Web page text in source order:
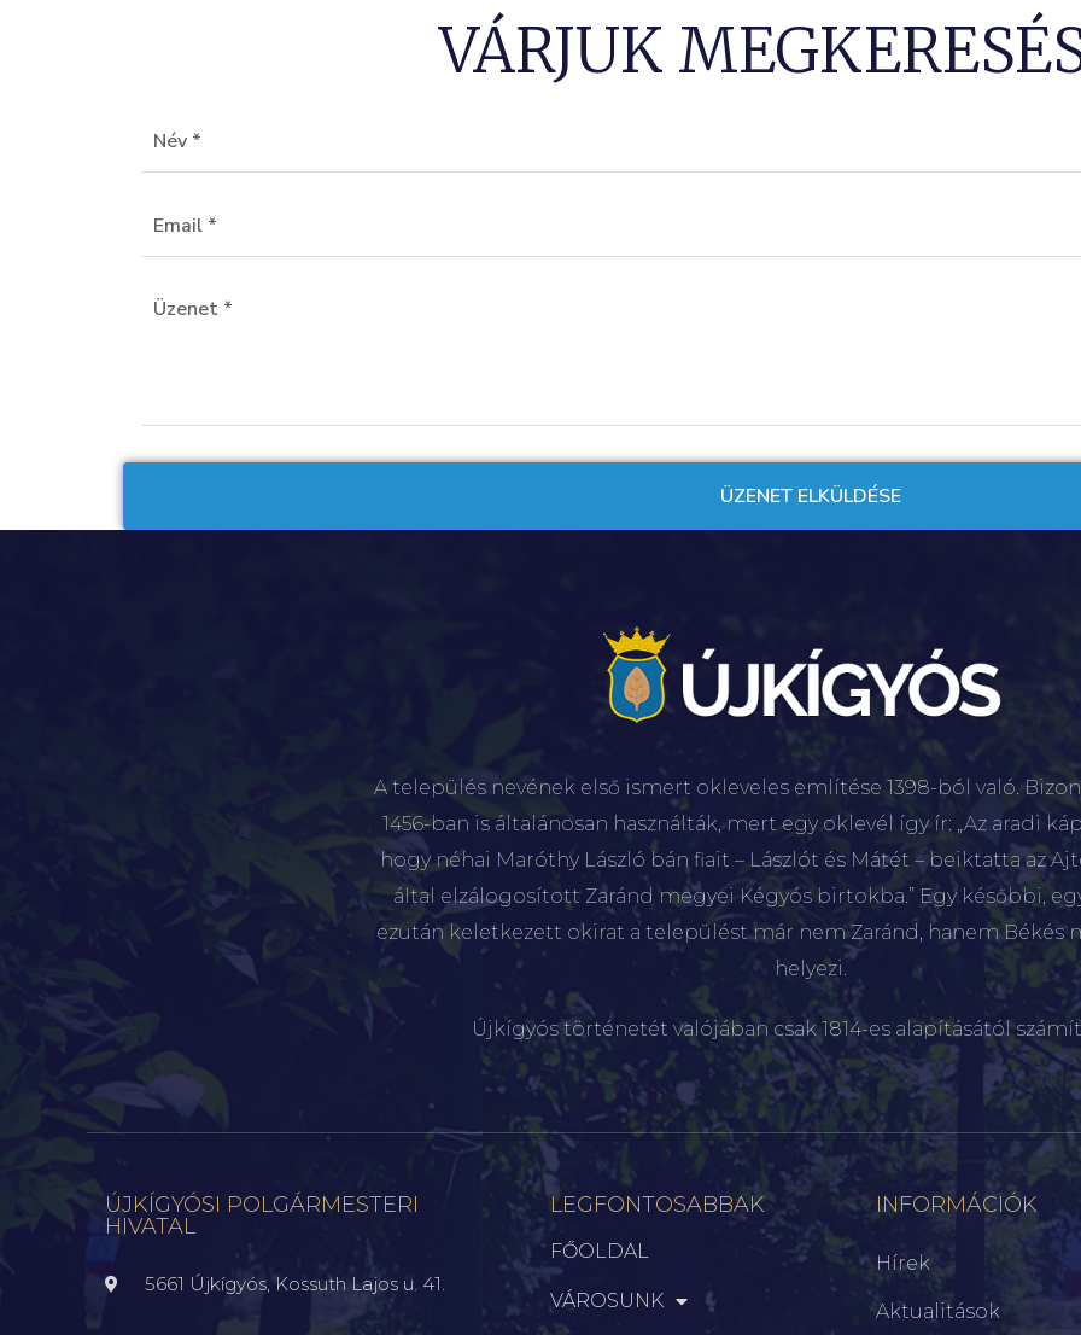
VÁRJUK
A település nevének első ismert okleveles említése 1398-ból való.
1456-ban is általánosan használták, mert egy oklevél így ír: „Az aradi
hogy néhai Maróthy László bán fiait – Lászlót és Mátét – beiktatta az
által elzálogosított Zaránd megyei Kégyós birtokba.” Egy későbbi,
ezután keletkezett okirat a települést már nem Zaránd, hanem Békés
helyezi.
Újkígyós történetét valójában csak 1814-es alapításától
ÚJKÍGYÓSI POLGÁRMESTERI
HIVATAL
5661 Újkígyós, Kossuth Lajos u. 41.
LEGFONTOSABBAK
FŐOLDAL
VÁROSUNK
INFORMÁCIÓK
Hírek
Aktualitások